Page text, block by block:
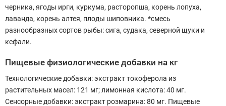
черника, ягоды ирги, куркума, расторопша, корень лопуха,
лаванда, корень алтея, плоды шиповника. *смесь
разнообразных сортов рыбы: сига, судака, северной щуки и
кефали.
Пищевые физиологические добавки на кг
Технологические добавки: экстракт токоферола из
растительных масел: 121 мг; лимонная кислота: 40 мг.
Сенсорные добавки: экстракт розмарина: 80 мг. Пищевые